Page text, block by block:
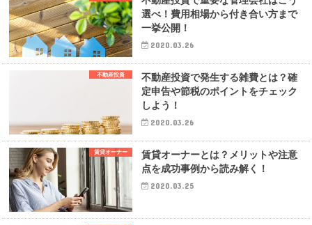
選べ！費用相場から付き合い方まで
一挙公開！
2020.03.26
不動産投資
不動産投資で発生する雑費とは？確
定申告や節税のポイントをチェック
しよう！
2020.03.26
賃貸オーナー
賃貸オーナーとは？メリットや注意
点を成功事例から読み解く！
2020.03.25